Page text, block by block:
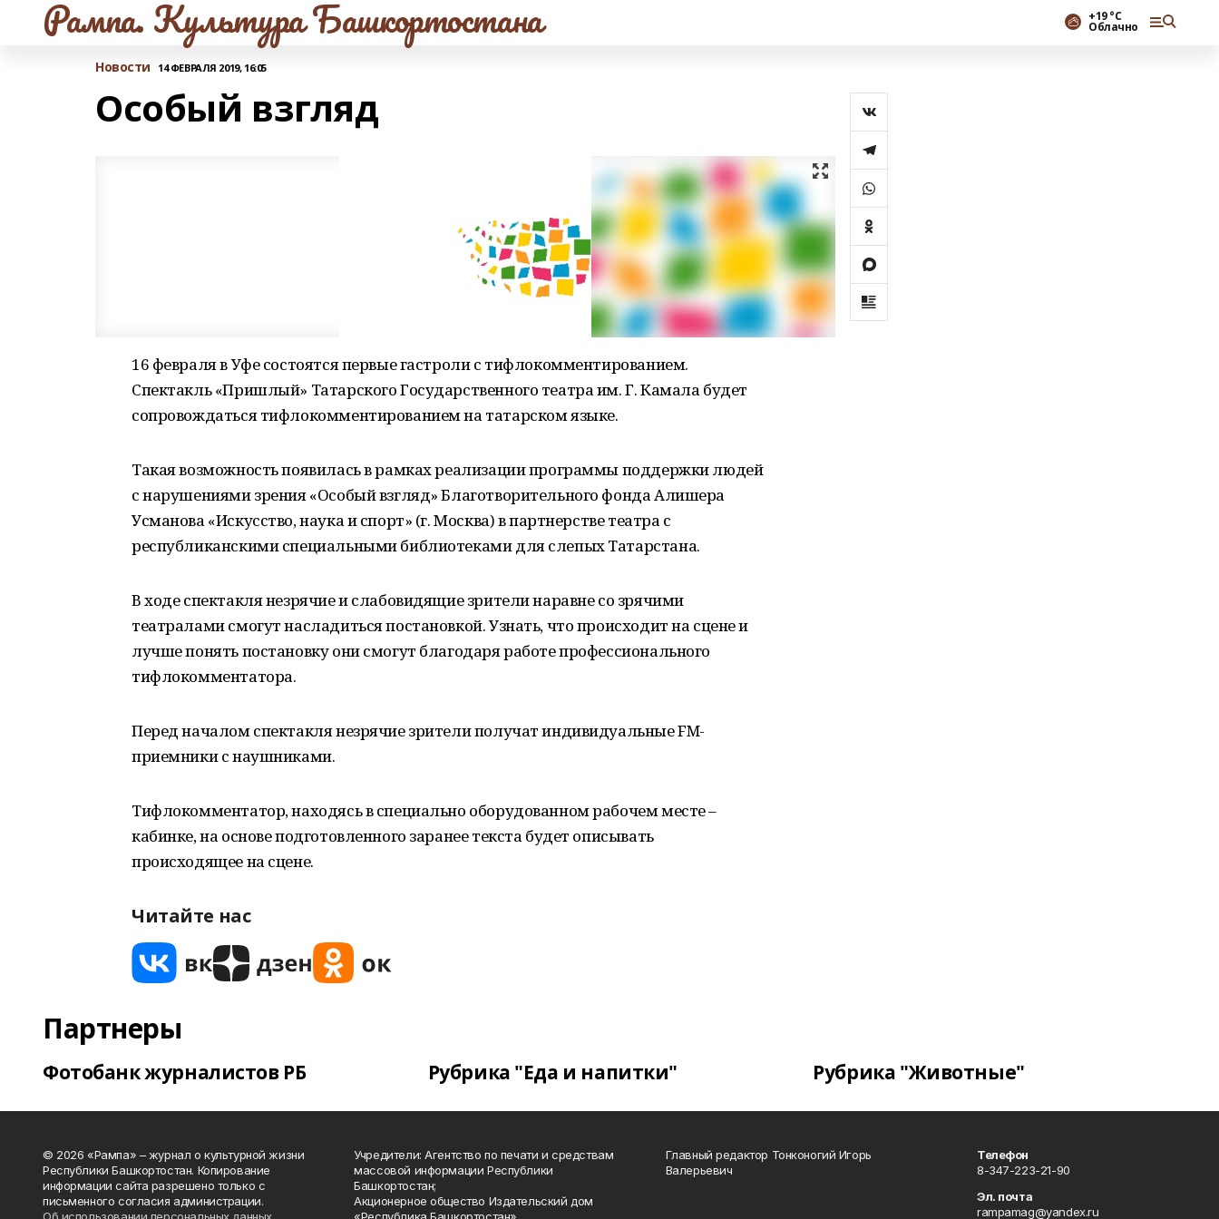
Рампа. Культура Башкортостана +19 °С
Облачно
Новости 14 ФЕВРАЛЯ 2019, 16:05
Особый взгляд
16 февраля в Уфе состоятся первые гастроли с тифлокомментированием.
Спектакль «Пришлый» Татарского Государственного театра им. Г. Камала будет
сопровождаться тифлокомментированием на татарском языке.
Такая возможность появилась в рамках реализации программы поддержки людей
с нарушениями зрения «Особый взгляд» Благотворительного фонда Алишера
Усманова «Искусство, наука и спорт» (г. Москва) в партнерстве театра с
республиканскими специальными библиотеками для слепых Татарстана.
В ходе спектакля незрячие и слабовидящие зрители наравне со зрячими
театралами смогут насладиться постановкой. Узнать, что происходит на сцене и
лучше понять постановку они смогут благодаря работе профессионального
тифлокомментатора.
Перед началом спектакля незрячие зрители получат индивидуальные FM-
приемники с наушниками.
Тифлокомментатор, находясь в специально оборудованном рабочем месте –
кабинке, на основе подготовленного заранее текста будет описывать
происходящее на сцене.
Читайте нас
Партнеры
Фотобанк журналистов РБ Рубрика "Еда и напитки" Рубрика "Животные"
© 2026 «Рампа» – журнал о культурной жизни
Республики Башкортостан. Копирование
информации сайта разрешено только с
письменного согласия администрации.
Учредители: Агентство по печати и средствам
массовой информации Республики
Башкортостан;
Акционерное общество Издательский дом
Главный редактор Тонконогий Игорь
Валерьевич
Телефон
8-347-223-21-90
Эл. почта
rampamag@yandex.ru